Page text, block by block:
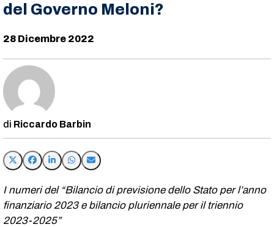
del Governo Meloni?
28 Dicembre 2022
Riccardo Barbin
I numeri del “Bilancio di previsione dello Stato per l’anno
finanziario 2023 e bilancio pluriennale per il triennio
2023-2025”